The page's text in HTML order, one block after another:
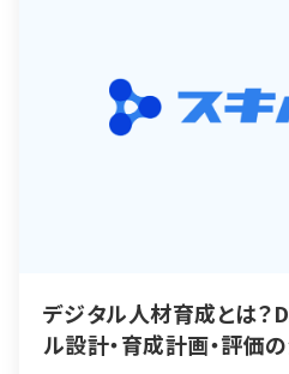
デジタル人材育成とは？
ル設計・育成計画・評価